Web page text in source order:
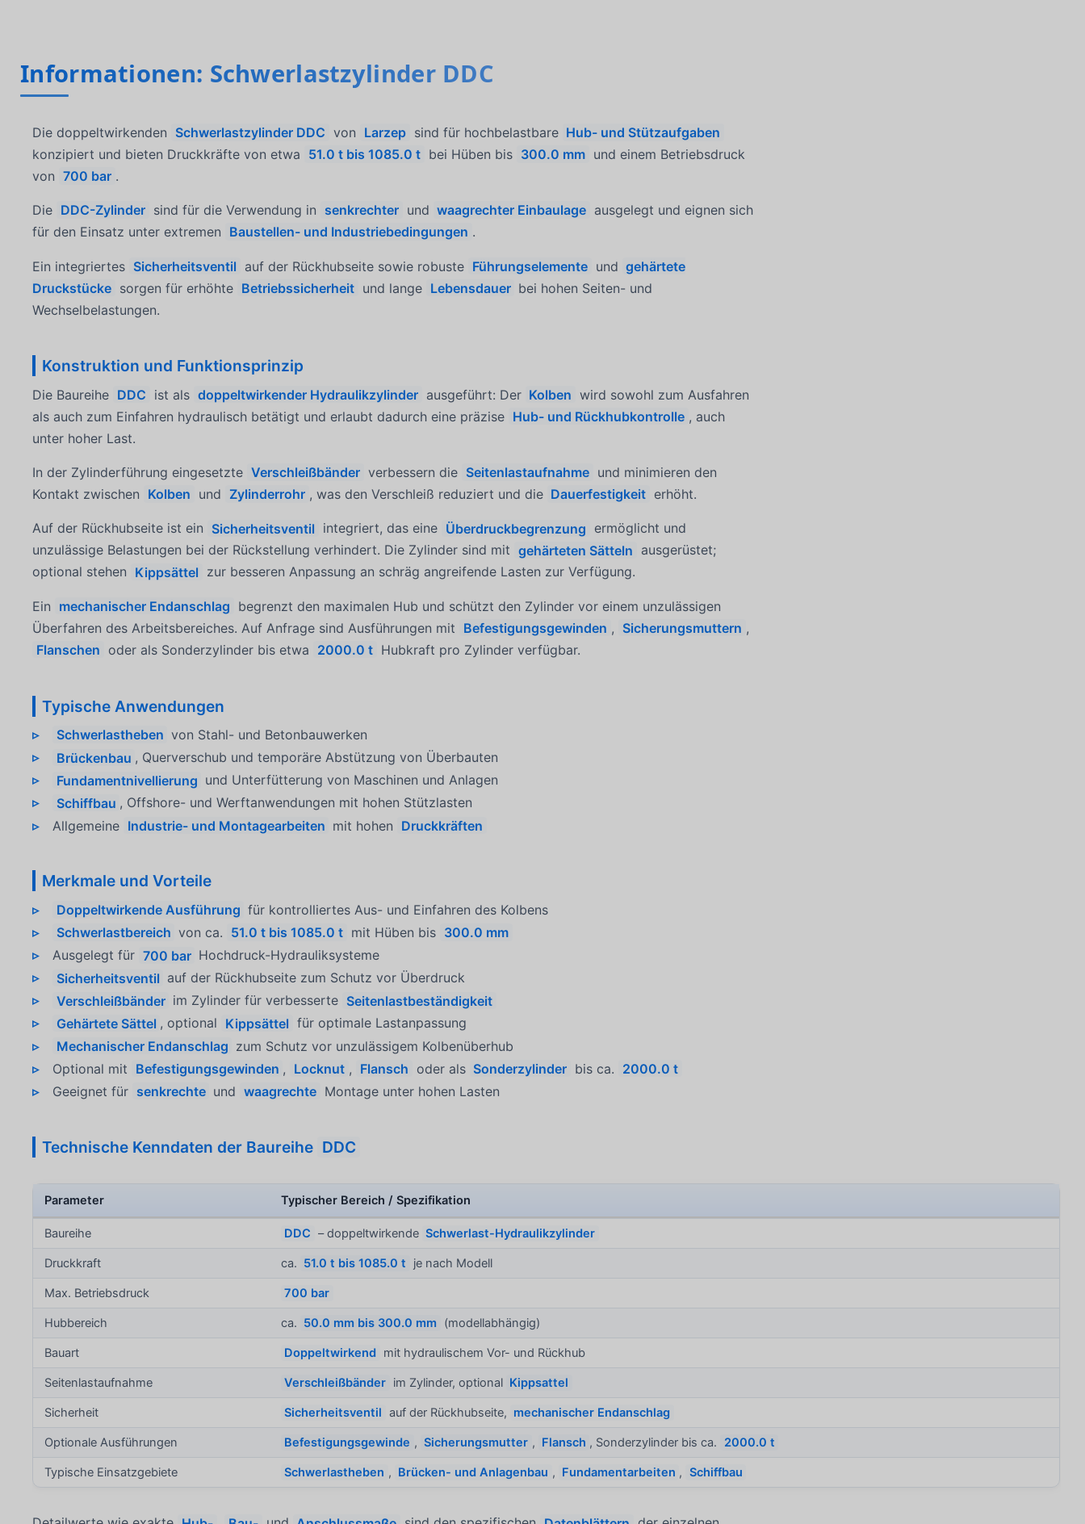
Informationen: Schwerlastzylinder DDC
Die doppeltwirkenden Schwerlastzylinder DDC von Larzep sind für hochbelastbare Hub- und Stützaufgaben
konzipiert und bieten Druckkräfte von etwa 51.0 t bis 1085.0 t bei Hüben bis 300.0 mm und einem Betriebsdruck
von 700 bar .
Die DDC-Zylinder sind für die Verwendung in senkrechter und waagrechter Einbaulage ausgelegt und eignen sich
für den Einsatz unter extremen Baustellen- und Industriebedingungen .
Ein integriertes Sicherheitsventil auf der Rückhubseite sowie robuste Führungselemente und gehärtete
Druckstücke sorgen für erhöhte Betriebssicherheit und lange Lebensdauer bei hohen Seiten- und
Wechselbelastungen.
Konstruktion und Funktionsprinzip
Die Baureihe DDC ist als doppeltwirkender Hydraulikzylinder ausgeführt: Der Kolben wird sowohl zum Ausfahren
als auch zum Einfahren hydraulisch betätigt und erlaubt dadurch eine präzise Hub- und Rückhubkontrolle , auch
unter hoher Last.
In der Zylinderführung eingesetzte Verschleißbänder verbessern die Seitenlastaufnahme und minimieren den
Kontakt zwischen Kolben und Zylinderrohr , was den Verschleiß reduziert und die Dauerfestigkeit erhöht.
Auf der Rückhubseite ist ein Sicherheitsventil integriert, das eine Überdruckbegrenzung ermöglicht und
unzulässige Belastungen bei der Rückstellung verhindert. Die Zylinder sind mit gehärteten Sätteln ausgerüstet;
optional stehen Kippsättel zur besseren Anpassung an schräg angreifende Lasten zur Verfügung.
Ein mechanischer Endanschlag begrenzt den maximalen Hub und schützt den Zylinder vor einem unzulässigen
Überfahren des Arbeitsbereiches. Auf Anfrage sind Ausführungen mit Befestigungsgewinden , Sicherungsmuttern ,
Flanschen oder als Sonderzylinder bis etwa 2000.0 t Hubkraft pro Zylinder verfügbar.
Typische Anwendungen
Schwerlastheben von Stahl- und Betonbauwerken
Brückenbau , Querverschub und temporäre Abstützung von Überbauten
Fundamentnivellierung und Unterfütterung von Maschinen und Anlagen
Schiffbau , Offshore- und Werftanwendungen mit hohen Stützlasten
Allgemeine Industrie- und Montagearbeiten mit hohen Druckkräften
Merkmale und Vorteile
Doppeltwirkende Ausführung für kontrolliertes Aus- und Einfahren des Kolbens
Schwerlastbereich von ca. 51.0 t bis 1085.0 t mit Hüben bis 300.0 mm
Ausgelegt für 700 bar Hochdruck-Hydrauliksysteme
Sicherheitsventil auf der Rückhubseite zum Schutz vor Überdruck
Verschleißbänder im Zylinder für verbesserte Seitenlastbeständigkeit
Gehärtete Sättel , optional Kippsättel für optimale Lastanpassung
Mechanischer Endanschlag zum Schutz vor unzulässigem Kolbenüberhub
Optional mit Befestigungsgewinden , Locknut , Flansch oder als Sonderzylinder bis ca. 2000.0 t
Geeignet für senkrechte und waagrechte Montage unter hohen Lasten
Technische Kenndaten der Baureihe DDC
Parameter Typischer Bereich / Spezifikation
Baureihe DDC – doppeltwirkende Schwerlast-Hydraulikzylinder
Druckkraft ca. 51.0 t bis 1085.0 t je nach Modell
Max. Betriebsdruck 700 bar
Hubbereich ca. 50.0 mm bis 300.0 mm (modellabhängig)
Bauart Doppeltwirkend mit hydraulischem Vor- und Rückhub
Seitenlastaufnahme Verschleißbänder im Zylinder, optional Kippsattel
Sicherheit Sicherheitsventil auf der Rückhubseite, mechanischer Endanschlag
Optionale Ausführungen Befestigungsgewinde , Sicherungsmutter , Flansch , Sonderzylinder bis ca. 2000.0 t
Typische Einsatzgebiete Schwerlastheben , Brücken- und Anlagenbau , Fundamentarbeiten , Schiffbau